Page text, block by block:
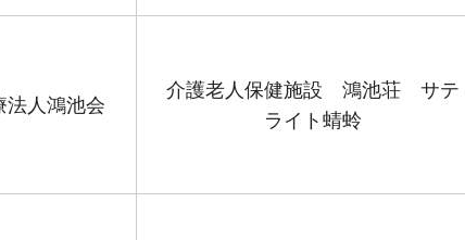
法人鴻池会
介護老人保健施設 鴻池荘 サテ
ライト蜻蛉